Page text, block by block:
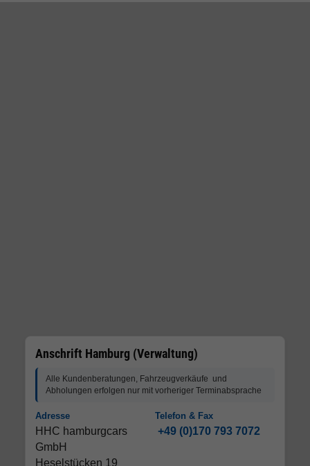
Anschrift Hamburg (Verwaltung)
Alle Kundenberatungen, Fahrzeugverkäufe und
Abholungen erfolgen nur mit vorheriger Terminabsprache
Adresse
HHC hamburgcars
GmbH
Heselstücken 19
Telefon & Fax
+49 (0)170 793 7072